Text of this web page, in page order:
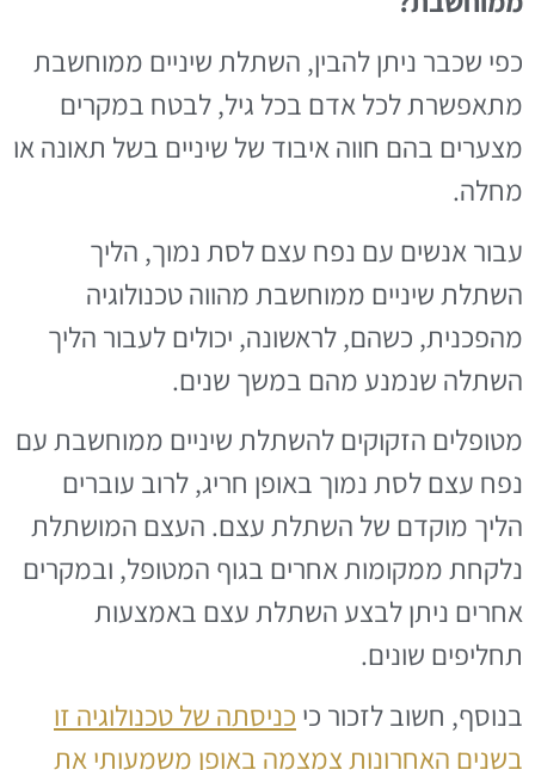
כפי שכבר ניתן להבין, השתלת שיניים ממוחשבת
מתאפשרת לכל אדם בכל גיל, לבטח במקרים
מצערים בהם חווה איבוד של שיניים בשל תאונה או
מחלה.
עבור אנשים עם נפח עצם לסת נמוך, הליך
השתלת שיניים ממוחשבת מהווה טכנולוגיה
מהפכנית, כשהם, לראשונה, יכולים לעבור הליך
השתלה שנמנע מהם במשך שנים.
מטופלים הזקוקים להשתלת שיניים ממוחשבת עם
נפח עצם לסת נמוך באופן חריג, לרוב עוברים
הליך מוקדם של השתלת עצם. העצם המושתלת
נלקחת ממקומות אחרים בגוף המטופל, ובמקרים
אחרים ניתן לבצע השתלת עצם באמצעות
תחליפים שונים.
בנוסף, חשוב לזכור כי כניסתה של טכנולוגיה זו
בשנים האחרונות צמצמה באופן משמעותי את